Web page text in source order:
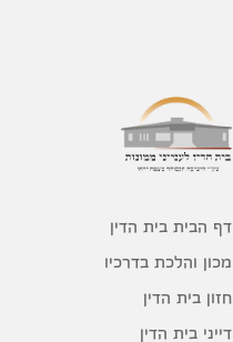
דף הבית בית הדין
מכון והלכת בדרכיו
חזון בית הדין
דייני בית הדין